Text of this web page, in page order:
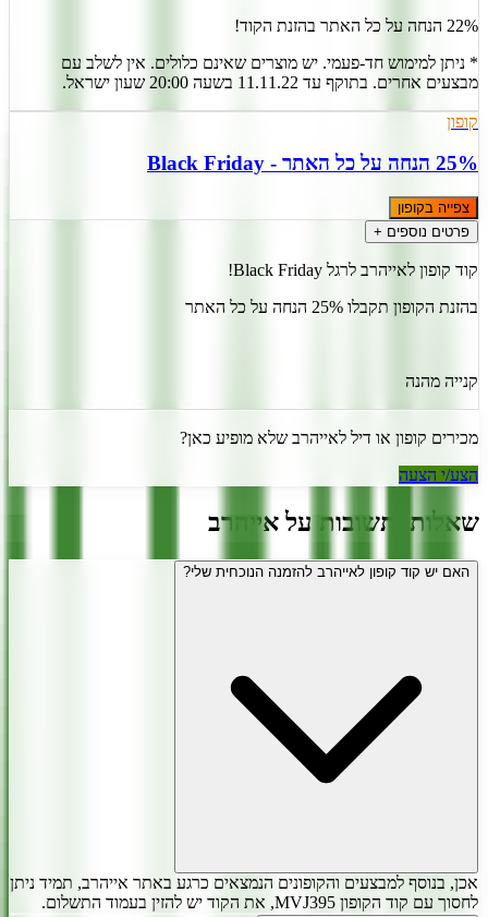
22% הנחה על כל האתר בהזנת הקוד!
* ניתן למימוש חד-פעמי. יש מוצרים שאינם כלולים. אין לשלב עם
מבצעים אחרים. בתוקף עד 11.11.22 בשעה 20:00 שעון ישראל.
קופון
25% הנחה על כל האתר - Black Friday
צפייה בקופון
פרטים נוספים +
קוד קופון לאייהרב לרגל Black Friday!
בהזנת הקופון תקבלו 25% הנחה על כל האתר
קנייה מהנה
מכירים קופון או דיל לאייהרב שלא מופיע כאן?
הצע/י הצעה
שאלות ותשובות על אייהרב
האם יש קוד קופון לאייהרב להזמנה הנוכחית שלי?
אכן, בנוסף למבצעים והקופונים הנמצאים כרגע באתר אייהרב, תמיד ניתן
לחסוך עם קוד הקופון MVJ395, את הקוד יש להזין בעמוד התשלום.